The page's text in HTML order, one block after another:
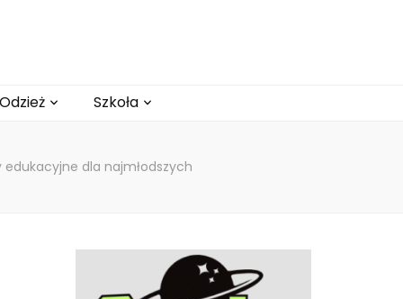
Odzież Szkoła
dla najmłodszych